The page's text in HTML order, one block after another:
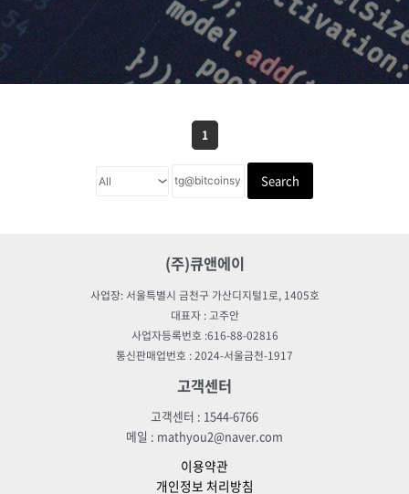
1
Search
(주)큐앤에이
사업장: 서울특별시 금천구 가산디지털1로, 1405호
대표자 : 고주안
사업자등록번호 :616-88-02816
통신판매업번호 : 2024-서울금천-1917
고객센터
고객센터 : 1544-6766
메일 : mathyou2@naver.com
이용약관
개인정보 처리방침